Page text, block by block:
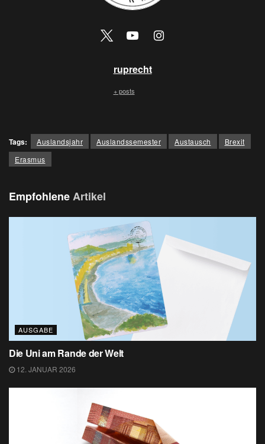
ruprecht
+ posts
Tags: Auslandsjahr Auslandssemester Austausch
Brexit
Erasmus
EmpfohleneArtikel
AUSGABE
Die Uni am Rande der Welt
12. JANUAR 2026